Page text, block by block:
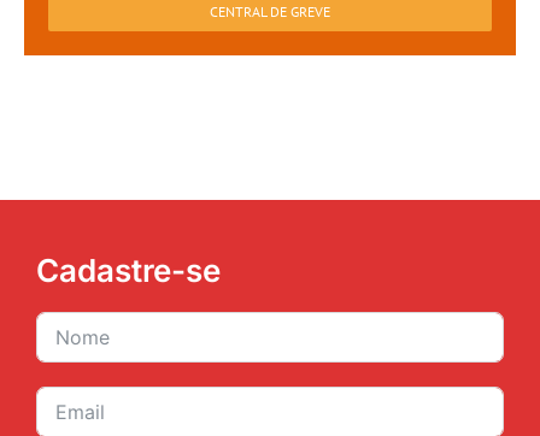
CENTRAL DE GREVE
Cadastre-se